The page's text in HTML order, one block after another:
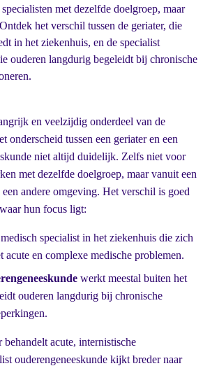
met dezelfde doelgroep, maar
het verschil tussen de geriater, die
in het ziekenhuis, en de specialist
ouderen langdurig begeleidt bij chronische
en veelzijdig onderdeel van de
onderscheid tussen een geriater en een
niet altijd duidelijk. Zelfs niet voor
met dezelfde doelgroep, maar vanuit een
andere omgeving. Het verschil is goed
hun focus ligt:
specialist in het ziekenhuis die zich
acute en complexe medische problemen.
werkt meestal buiten het
ouderen langdurig bij chronische
acute, internistische
ouderengeneeskunde kijkt breder naar